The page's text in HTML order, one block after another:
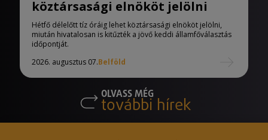
köztársasági elnököt jelölni
Hétfő délelőtt tíz óráig lehet köztársasági elnököt jelölni,
miután hivatalosan is kitűzték a jövő keddi államfőválasztás
időpontját.
2026. augusztus 07.Belföld
OLVASS MÉG
további hírek